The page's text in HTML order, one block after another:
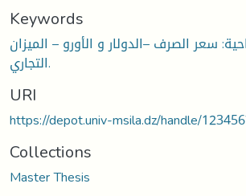
Keywords
سعر الصرف –الدولار و الأورو – الميزان
التجاري.
URI
https://depot.univ-msila.dz/handle/
Collections
Master Thesis